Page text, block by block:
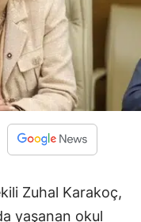
Zuhal Karakoç,
yaşanan okul